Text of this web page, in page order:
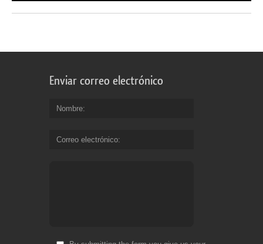
Enviar correo electrónico
Nombre
Correo electrónico